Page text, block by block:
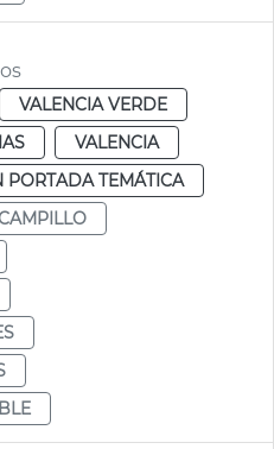
VALENCIA VERDE
VALENCIA
PORTADA TEMÁTICA